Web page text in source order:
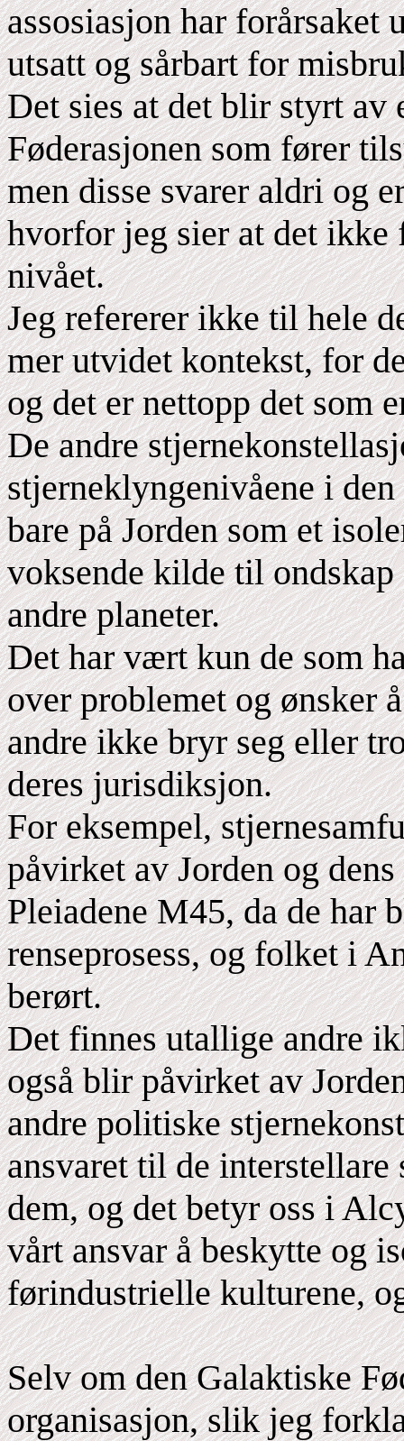
assosiasjon har forårsaket
utsatt og sårbart for
Det sies at det blir styrt av
Føderasjonen som fører
men disse svarer aldri og
hvorfor jeg sier at det ikke
nivået.
Jeg refererer ikke til hele
mer utvidet kontekst, for
og det er nettopp det som
De andre
stjerneklyngenivåene i
bare på Jorden som et
voksende kilde til
andre planeter.
Det har vært kun de som
over problemet og ønsker
andre ikke bryr seg eller
deres jurisdiksjon.
For eksempel,
påvirket av Jorden og
Pleiadene M45, da de har
renseprosess, og folket i
berørt.
Det finnes utallige andre
også blir påvirket av
andre politiske
ansvaret til de
dem, og det betyr oss i
vårt ansvar å beskytte og
førindustrielle kulturene,
Selv om den Galaktiske
organisasjon, slik jeg